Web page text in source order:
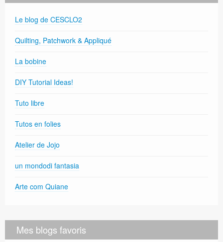
Le blog de CESCLO2
Quilting, Patchwork & Appliqué
La bobine
DIY Tutorial Ideas!
Tuto libre
Tutos en folies
Atelier de Jojo
un mondodi fantasia
Arte com Quiane
Mes blogs favoris